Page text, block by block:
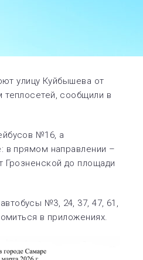
улицу Куйбышева от
сообщили в
№16, а
в прямом направлении –
Грозненской до площади
№3, 24, 37, 47, 61,
в приложениях.